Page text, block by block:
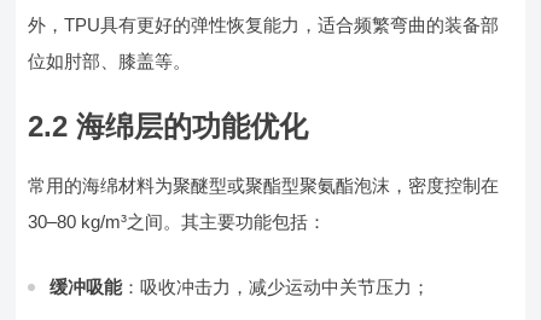
外，TPU具有更好的弹性恢复能力，适合频繁弯曲的装备部
位如肘部、膝盖等。
2.2 海绵层的功能优化
常用的海绵材料为聚醚型或聚酯型聚氨酯泡沫，密度控制在
30–80 kg/m³之间。其主要功能包括：
缓冲吸能：吸收冲击力，减少运动中关节压力；